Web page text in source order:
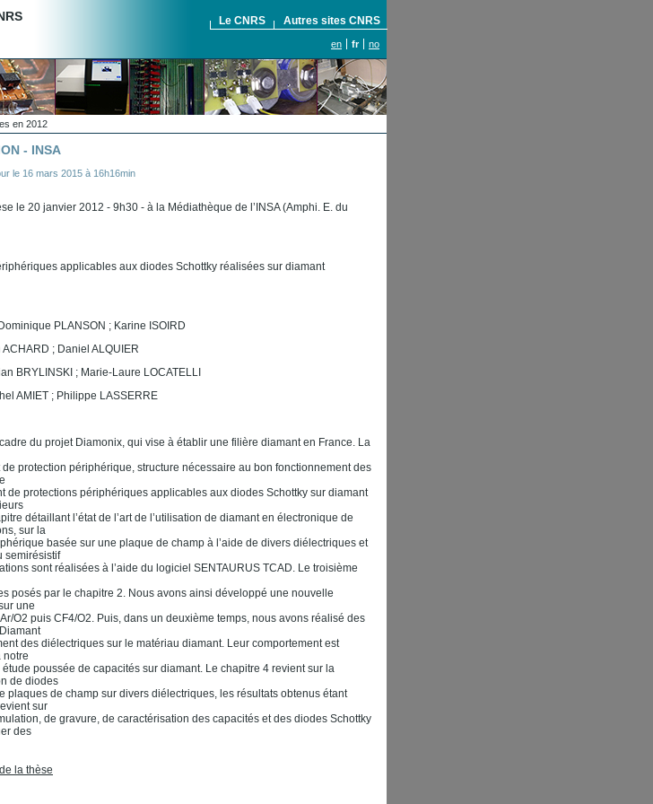
Le CNRS Autres sites CNRS
en fr no
en 2012
- INSA
le 16 mars 2015 à 16h16min
le 20 janvier 2012 - 9h30 - à la Médiathèque de l’INSA (Amphi. E. du
applicables aux diodes Schottky réalisées sur diamant
PLANSON ; Karine ISOIRD
ACHARD ; Daniel ALQUIER
BRYLINSKI ; Marie-Laure LOCATELLI
AMIET ; Philippe LASSERRE
du projet Diamonix, qui vise à établir une filière diamant en France. La
protection périphérique, structure nécessaire au bon fonctionnement des
de protections périphériques applicables aux diodes Schottky sur diamant
détaillant l’état de l’art de l’utilisation de diamant en électronique de
sur la
basée sur une plaque de champ à l’aide de divers diélectriques et
semirésistif
sont réalisées à l’aide du logiciel SENTAURUS TCAD. Le troisième
posés par le chapitre 2. Nous avons ainsi développé une nouvelle
une
O2 puis CF4/O2. Puis, dans un deuxième temps, nous avons réalisé des
des diélectriques sur le matériau diamant. Leur comportement est
notre
poussée de capacités sur diamant. Le chapitre 4 revient sur la
de diodes
plaques de champ sur divers diélectriques, les résultats obtenus étant
sur
de gravure, de caractérisation des capacités et des diodes Schottky
des
la thèse